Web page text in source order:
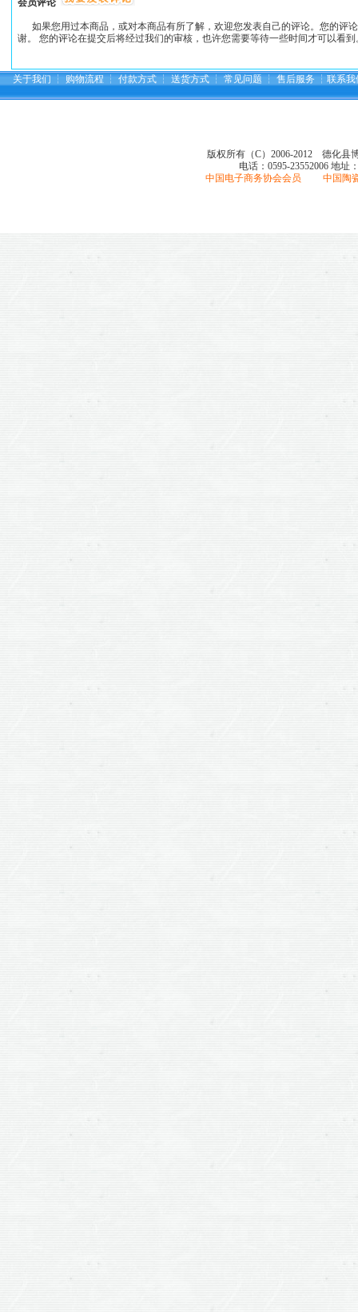
会员评论
如果您用过本商品，或对本商品有所了解，欢迎您发表自己的评论。您的评
谢。 您的评论在提交后将经过我们的审核，也许您需要等待一些时间才可以看
关于我们 ┆ 购物流程 ┆ 付款方式 ┆ 送货方式 ┆ 常见问题 ┆ 售后服务 ┆ 联系我
版权所有（C）2006-2012 德化县
电话：0595-23552006 地址
中国电子商务协会会员 中国陶